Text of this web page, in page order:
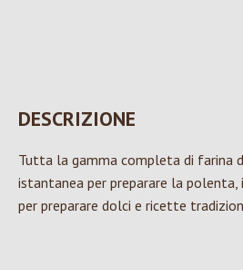
DESCRIZIONE
Tutta la gamma completa di farina
istantanea per preparare la polenta,
per preparare dolci e ricette